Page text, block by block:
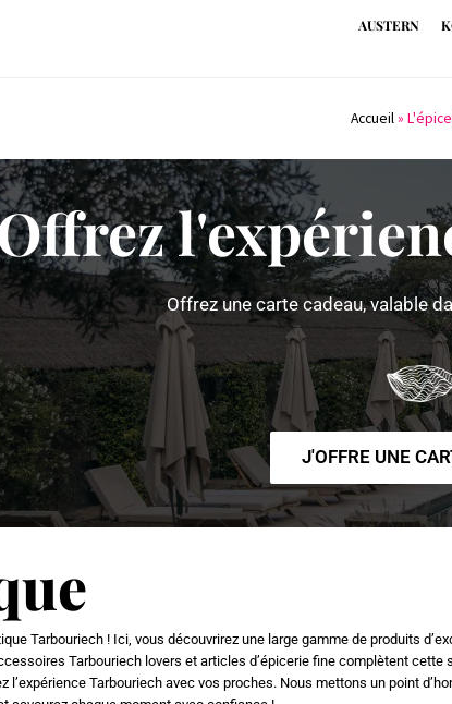
AUSTERN
Accueil»
Offrez une carte cadeau, valable
J'OFFRE UNE
Tarbouriech ! Ici, vous découvrirez une large gamme de produits
Tarbouriech lovers et articles d’épicerie fine complètent
l’expérience Tarbouriech avec vos proches. Nous mettons un point